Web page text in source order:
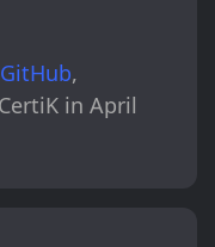
GitHub,
in April